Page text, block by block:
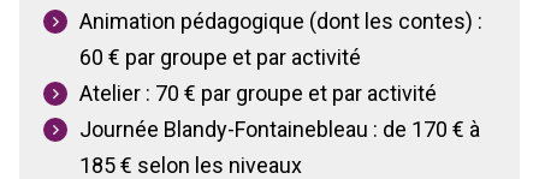
Animation pédagogique (dont les contes) :
60 € par groupe et par activité
Atelier : 70 € par groupe et par activité
Journée Blandy-Fontainebleau : de 170 € à
185 € selon les niveaux